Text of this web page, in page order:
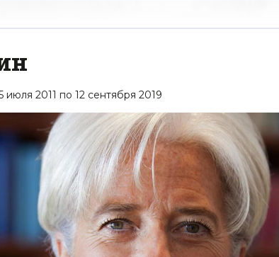
2011 по 12 сентября 2019